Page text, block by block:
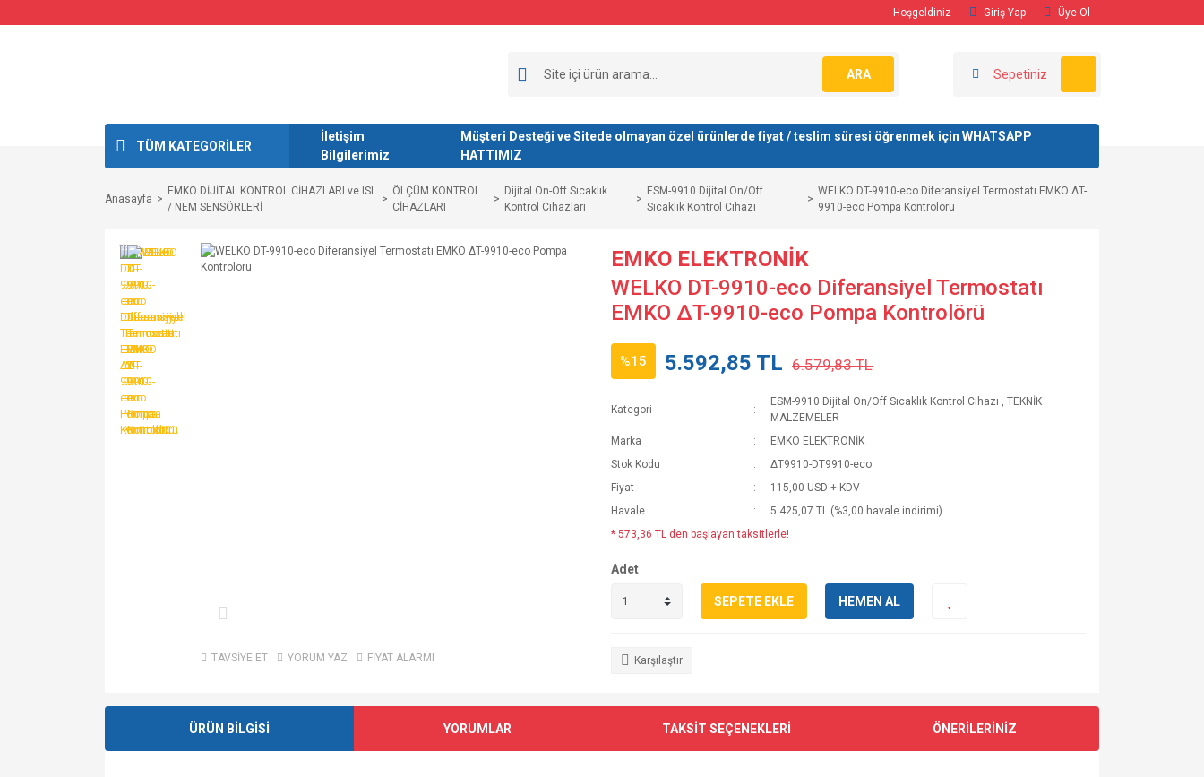
Hoşgeldiniz Giriş Yap Üye Ol
ARA Sepetiniz
TÜM KATEGORİLER
İletişim
Bilgilerimiz
Müşteri Desteği ve Sitede olmayan özel ürünlerde fiyat / teslim süresi öğrenmek için WHATSAPP
HATTIMIZ
Anasayfa
EMKO DİJİTAL KONTROL CİHAZLARI ve ISI
/ NEM SENSÖRLERİ
ÖLÇÜM KONTROL
CİHAZLARI
Dijital On-Off Sıcaklık
Kontrol Cihazları
ESM-9910 Dijital On/Off
Sıcaklık Kontrol Cihazı
WELKO DT-9910-eco Diferansiyel Termostatı EMKO ∆T-
9910-eco Pompa Kontrolörü
TAVSİYE ET YORUM YAZ FİYAT ALARMI
EMKO ELEKTRONİK
WELKO DT-9910-eco Diferansiyel Termostatı
EMKO ∆T-9910-eco Pompa Kontrolörü
%15 5.592,85 TL 6.579,83 TL
Kategori
ESM-9910 Dijital On/Off Sıcaklık Kontrol Cihazı , TEKNİK
MALZEMELER
Marka
EMKO ELEKTRONİK
Stok Kodu
∆T9910-DT9910-eco
Fiyat
115,00 USD + KDV
Havale
5.425,07 TL (%3,00 havale indirimi)
* 573,36 TL den başlayan taksitlerle!
Adet
SEPETE EKLE HEMEN AL
Karşılaştır
ÜRÜN BİLGİSİ YORUMLAR TAKSİT SEÇENEKLERİ ÖNERİLERİNİZ